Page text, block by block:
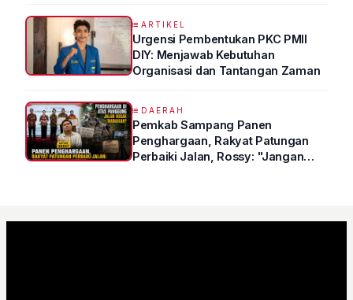
ARTIKEL
Urgensi Pembentukan PKC PMII
DIY: Menjawab Kebutuhan
Organisasi dan Tantangan Zaman
DAERAH
Pemkab Sampang Panen
Penghargaan, Rakyat Patungan
Perbaiki Jalan, Rossy: "Jangan